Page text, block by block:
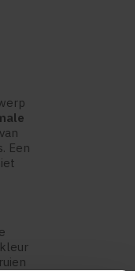
Een